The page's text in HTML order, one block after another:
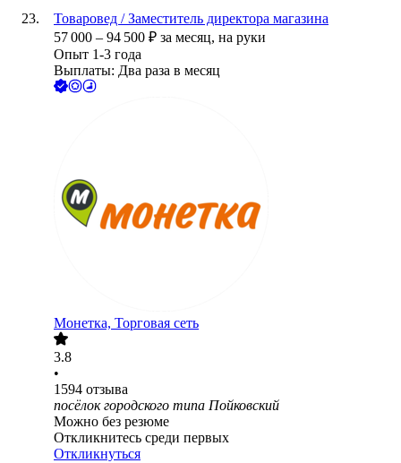
Товаровед / Заместитель директора магазина
57 000 – 94 500 ₽ за месяц, на руки
Опыт 1-3 года
Выплаты: Два раза в месяц
Монетка, Торговая сеть
3.8
•
1594 отзыва
посёлок городского типа Пойковский
Можно без резюме
Откликнитесь среди первых
Откликнуться